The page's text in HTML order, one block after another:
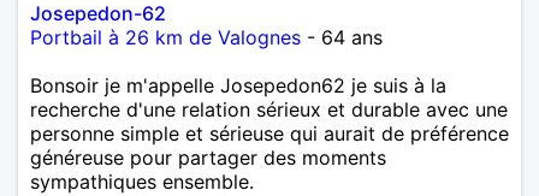
Josepedon-62
Portbail à 26 km de Valognes - 64 ans
Bonsoir je m'appelle Josepedon62 je suis à la
recherche d'une relation sérieux et durable avec une
personne simple et sérieuse qui aurait de préférence
généreuse pour partager des moments
sympathiques ensemble.